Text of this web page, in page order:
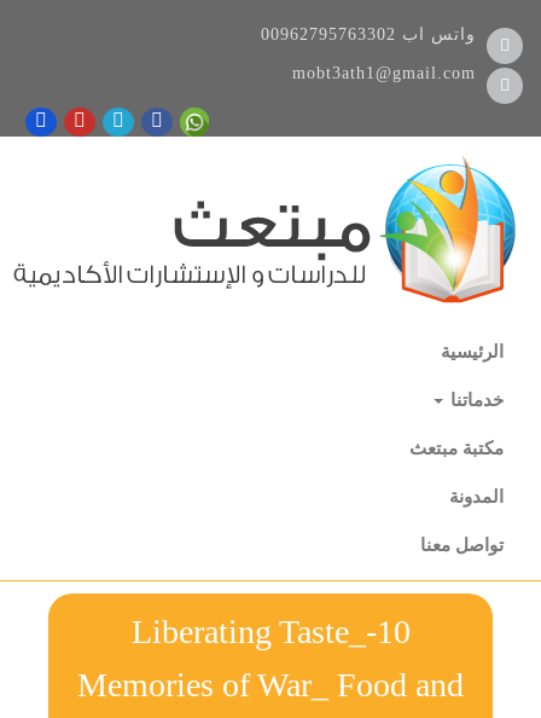
00962795763302 واتس اب
mobt3ath1@gmail.com
الرئيسية
خدماتنا
مكتبة مبتعث
المدونة
تواصل معنا
10-Liberating Taste_
Memories of War_ Food and